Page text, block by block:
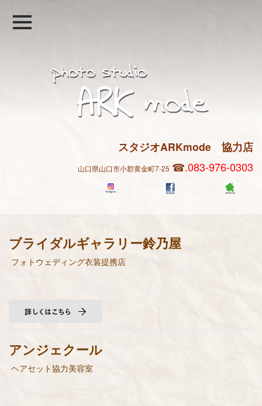
スタジオARKmode 協力店
山口県山口市小郡黄金町7-25 ☎.083-976-0303
ブライダルギャラリー鈴乃屋
フォトウェディング衣装提携店
アンジェクール
ヘアセット協力美容室